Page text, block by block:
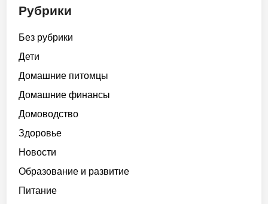
Рубрики
Без рубрики
Дети
Домашние питомцы
Домашние финансы
Домоводство
Здоровье
Новости
Образование и развитие
Питание